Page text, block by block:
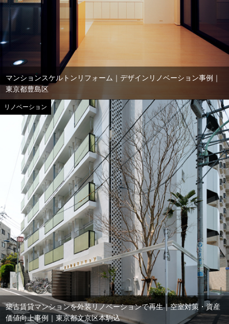
マンションスケルトンリフォーム｜デザインリノベーション事例｜
東京都豊島区
築古賃貸マンションを外装リノベーションで再生｜空室対策・資産
価値向上事例｜東京都文京区本駒込
リノベーション